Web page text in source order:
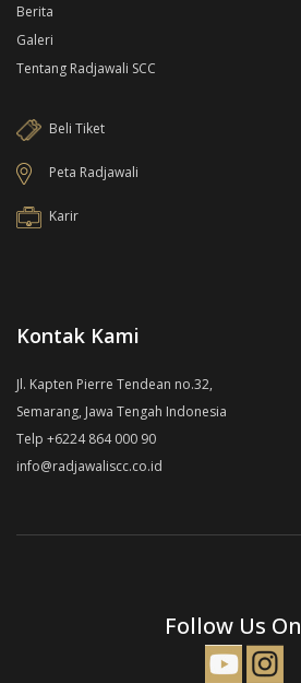
Berita
Galeri
Tentang Radjawali SCC
Beli Tiket
Peta Radjawali
Karir
Kontak Kami
Jl. Kapten Pierre Tendean no.32,
Semarang, Jawa Tengah Indonesia
Telp +6224 864 000 90
info@radjawaliscc.co.id
Follow Us On